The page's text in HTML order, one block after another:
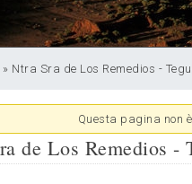
» Ntra Sra de Los Remedios -
Questa pagina non
de Los Remedios -